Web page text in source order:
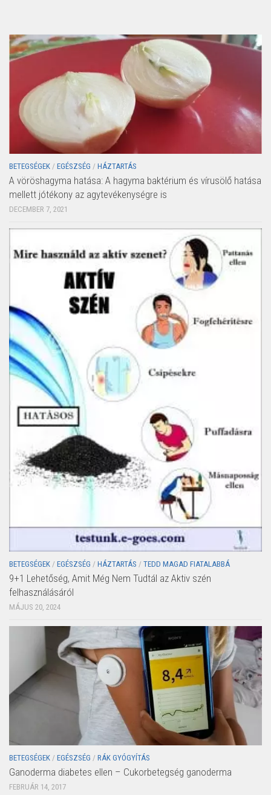
BETEGSÉGEK / EGÉSZSÉG / HÁZTARTÁS
A vöröshagyma hatása: A hagyma baktérium és vírusölő hatása
mellett jótékony az agytevékenységre is
DECEMBER 7, 2021
BETEGSÉGEK / EGÉSZSÉG / HÁZTARTÁS / TEDD MAGAD FIATALABBÁ
9+1 Lehetőség, Amit Még Nem Tudtál az Aktiv szén
felhasználásáról
MÁJUS 20, 2024
BETEGSÉGEK / EGÉSZSÉG / RÁK GYÓGYÍTÁS
Ganoderma diabetes ellen – Cukorbetegség ganoderma
FEBRUÁR 14, 2017